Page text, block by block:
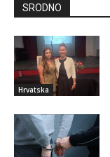
SRODNO
Hrvatska